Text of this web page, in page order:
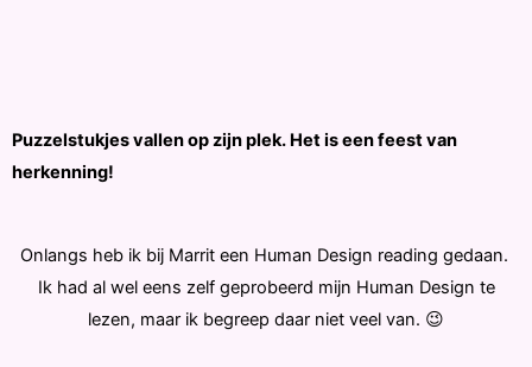
Puzzelstukjes vallen op zijn plek. Het is een feest van
herkenning!
Onlangs heb ik bij Marrit een Human Design reading gedaan.
Ik had al wel eens zelf geprobeerd mijn Human Design te
lezen, maar ik begreep daar niet veel van. 😉